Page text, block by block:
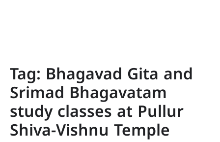
Tag: Bhagavad Gita and
Srimad Bhagavatam
study classes at Pullur
Shiva-Vishnu Temple